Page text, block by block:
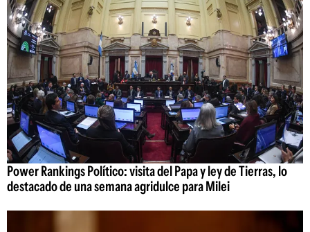
Power Rankings Político: visita del Papa y ley de Tierras, lo
destacado de una semana agridulce para Milei